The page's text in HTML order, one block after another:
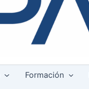
Formación